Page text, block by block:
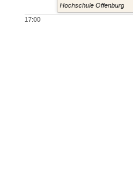
17:00
Hochschule Offenburg